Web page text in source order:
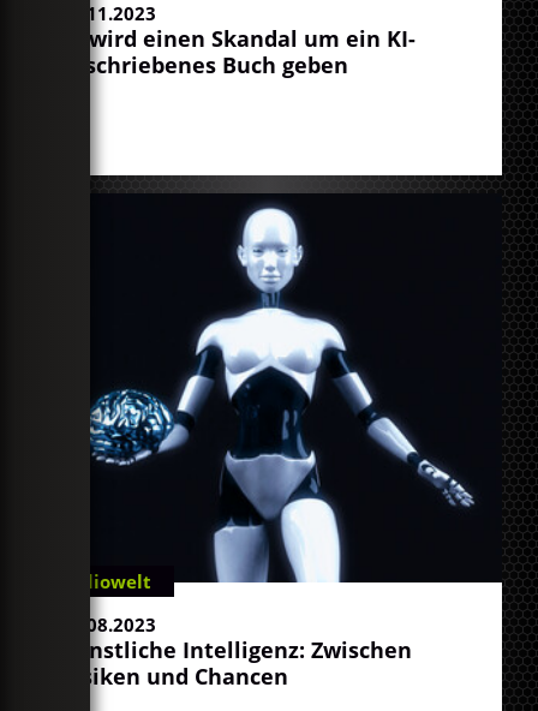
14.11.2023
Es wird einen Skandal um ein KI-
geschriebenes Buch geben
Radiowelt
29.08.2023
Künstliche Intelligenz: Zwischen
Risiken und Chancen